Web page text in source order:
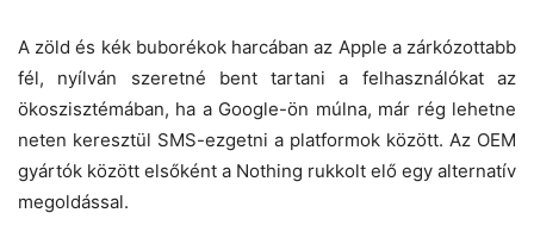
A zöld és kék buborékok harcában az Apple a zárkózottabb
fél, nyílván szeretné bent tartani a felhasználókat az
ökoszisztémában, ha a Google-ön múlna, már rég lehetne
neten keresztül SMS-ezgetni a platformok között. Az OEM
gyártók között elsőként a Nothing rukkolt elő egy alternatív
megoldással.